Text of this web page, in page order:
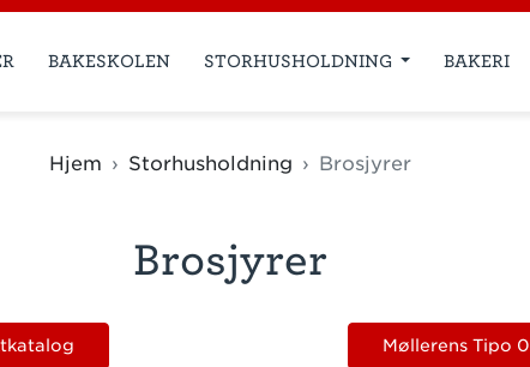
BAKESKOLEN STORHUSHOLDNING BAKERI
Hjem Storhusholdning Brosjyrer
Brosjyrer
Møllerens Tipo 0